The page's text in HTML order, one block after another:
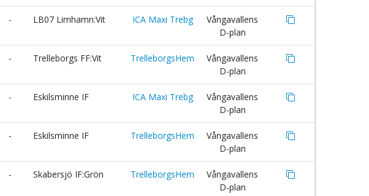
- LB07 Limhamn:Vit ICA Maxi Trebg
Vångavallens
D-plan
- Trelleborgs FF:Vit TrelleborgsHem
Vångavallens
D-plan
- Eskilsminne IF ICA Maxi Trebg
Vångavallens
D-plan
- Eskilsminne IF TrelleborgsHem
Vångavallens
D-plan
- Skabersjö IF:Grön TrelleborgsHem
Vångavallens
D-plan